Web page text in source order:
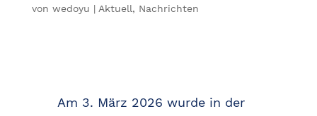
von wedoyu | Aktuell, Nachrichten
Am 3. März 2026 wurde in der